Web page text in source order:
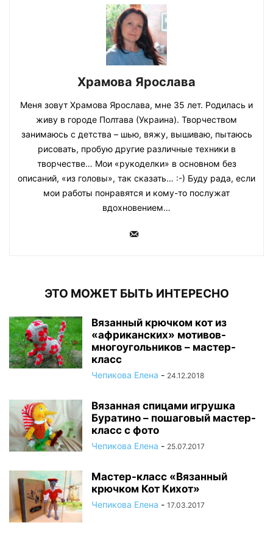
Храмова Ярослава
Меня зовут Храмова Ярослава, мне 35 лет. Родилась и
живу в городе Полтава (Украина). Творчеством
занимаюсь с детства – шью, вяжу, вышиваю, пытаюсь
рисовать, пробую другие различные техники в
творчестве… Мои «рукоделки» в основном без
описаний, «из головы», так сказать… :-) Буду рада, если
мои работы понравятся и кому-то послужат
вдохновением…
ЭТО МОЖЕТ БЫТЬ ИНТЕРЕСНО
Вязанный крючком кот из
«африканских» мотивов-
многоугольников – мастер-
класс
Чепикова Елена - 24.12.2018
Вязанная спицами игрушка
Буратино – пошаговый мастер-
класс с фото
Чепикова Елена - 25.07.2017
Мастер-класс «Вязанный
крючком Кот Кихот»
Чепикова Елена - 17.03.2017